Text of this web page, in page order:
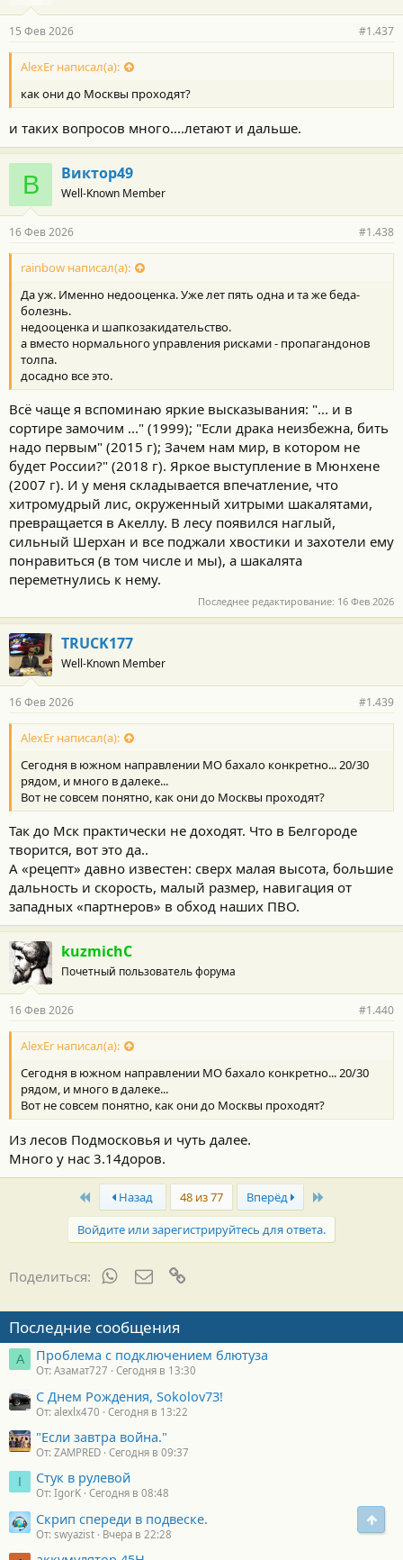
15 Фев 2026 #1.437
AlexEr написал(а):
как они до Москвы проходят?
и таких вопросов много....летают и дальше.
В Виктор49
Well-Known Member
16 Фев 2026 #1.438
rainbow написал(а):
Да уж. Именно недооценка. Уже лет пять одна и та же беда-
болезнь.
недооценка и шапкозакидательство.
а вместо нормального управления рисками - пропагандонов
толпа.
досадно все это.
Всё чаще я вспоминаю яркие высказывания: "... и в
сортире замочим ..." (1999); "Если драка неизбежна, бить
надо первым" (2015 г); Зачем нам мир, в котором не
будет России?" (2018 г). Яркое выступление в Мюнхене
(2007 г). И у меня складывается впечатление, что
хитромудрый лис, окруженный хитрыми шакалятами,
превращается в Акеллу. В лесу появился наглый,
сильный Шерхан и все поджали хвостики и захотели ему
понравиться (в том числе и мы), а шакалята
переметнулись к нему.
Последнее редактирование: 16 Фев 2026
TRUCK177
Well-Known Member
16 Фев 2026 #1.439
AlexEr написал(а):
Сегодня в южном направлении МО бахало конкретно... 20/30
рядом, и много в далеке...
Вот не совсем понятно, как они до Москвы проходят?
Так до Мск практически не доходят. Что в Белгороде
творится, вот это да..
А «рецепт» давно известен: сверх малая высота, большие
дальность и скорость, малый размер, навигация от
западных «партнеров» в обход наших ПВО.
kuzmichC
Почетный пользователь форума
16 Фев 2026 #1.440
AlexEr написал(а):
Сегодня в южном направлении МО бахало конкретно... 20/30
рядом, и много в далеке...
Вот не совсем понятно, как они до Москвы проходят?
Из лесов Подмосковья и чуть далее.
Много у нас 3.14доров.
First Назад 48 из 77 Вперёд
Войдите или зарегистрируйтесь для ответа.
Поделиться: WhatsAppЭлектронная почта
Последние сообщения
А Проблема с подключением блютуза
От: Азамат727 Сегодня в 13:30
С Днем Рождения, Sokolov73!
От: alexlx470 Сегодня в 13:22
"Если завтра война."
От: ZAMPRED Сегодня в 09:37
I Стук в рулевой
От: IgorK Сегодня в 08:48
Скрип спереди в подвеске.
От: swyazist Вчера в 22:28